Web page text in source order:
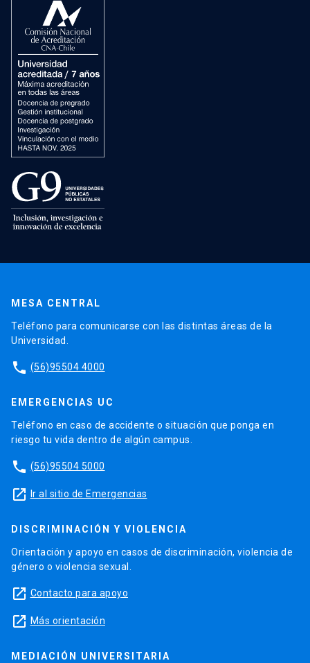
MESA CENTRAL
Teléfono para comunicarse con las distintas áreas de la
Universidad.
phone (56)95504 4000
EMERGENCIAS UC
Teléfono en caso de accidente o situación que ponga en
riesgo tu vida dentro de algún campus.
phone (56)95504 5000
launch Ir al sitio de Emergencias
DISCRIMINACIÓN Y VIOLENCIA
Orientación y apoyo en casos de discriminación, violencia de
género o violencia sexual.
launch Contacto para apoyo
launch Más orientación
MEDIACIÓN UNIVERSITARIA